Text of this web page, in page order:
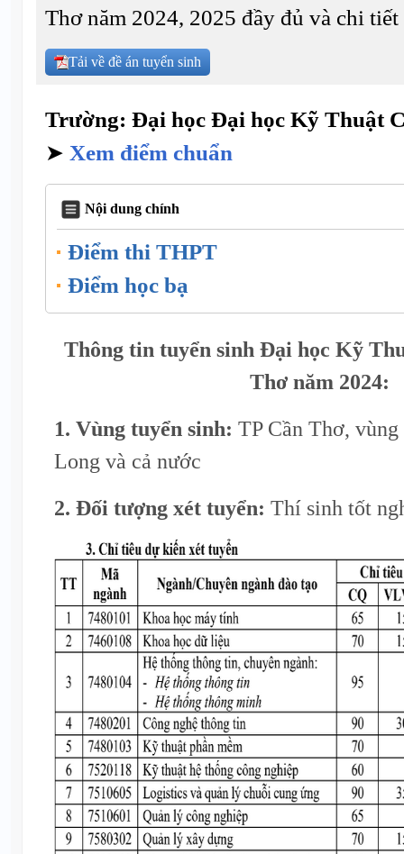
Thơ năm 2024, 2025 đầy đủ và chi tiết
Tải về đề án tuyển sinh
Trường: Đại học Đại học Kỹ Thuật
➤ Xem điểm chuẩn
Nội dung chính
Điểm thi THPT
Điểm học bạ
Thông tin tuyển sinh Đại học Kỹ
Thơ năm 2024:
1. Vùng tuyển sinh: TP Cần Thơ,
Long và cả nước
2. Đối tượng xét tuyển: Thí sinh tốt